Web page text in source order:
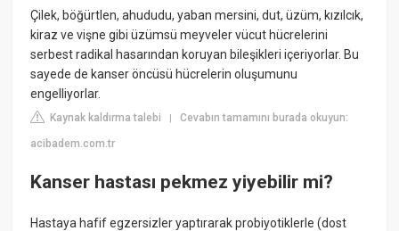
Çilek, böğürtlen, ahududu, yaban mersini, dut, üzüm, kızılcık,
kiraz ve vişne gibi üzümsü meyveler vücut hücrelerini
serbest radikal hasarından koruyan bileşikleri içeriyorlar. Bu
sayede de kanser öncüsü hücrelerin oluşumunu
engelliyorlar.
Kaynak kaldırma talebi |Cevabın tamamını burada okuyun:
acibadem.com.tr
Kanser hastası pekmez yiyebilir mi?
Hastaya hafif egzersizler yaptırarak probiyotiklerle (dost